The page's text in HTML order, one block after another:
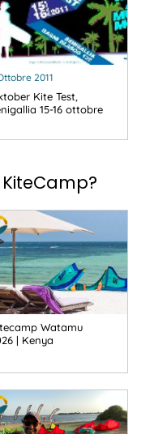
2011
Kite Test,
15-16 ottobre
Watamu
| Kenya